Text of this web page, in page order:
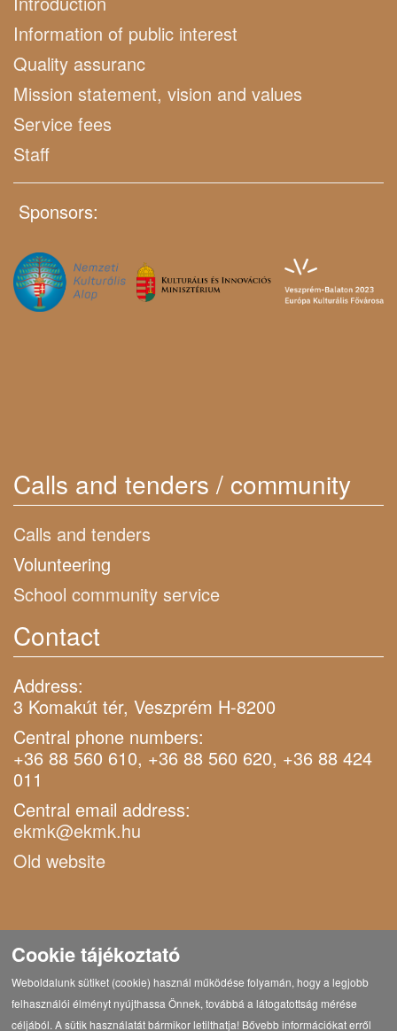
Information of public interest
Quality assuranc
Mission statement, vision and values
Service fees
Staff
Sponsors:
Calls and tenders / community
Calls and tenders
Volunteering
School community service
Contact
Address:
3 Komakút tér, Veszprém H-8200
Central phone numbers:
+36 88 560 610, +36 88 560 620, +36 88 424
011
Central email address:
ekmk@ekmk.hu
Old website
Cookie tájékoztató
Weboldalunk sütiket (cookie) használ működése folyamán, hogy a legjobb
felhasználói élményt nyújthassa Önnek, továbbá a látogatottság mérése
céljából. A sütik használatát bármikor letilthatja! Bővebb információkat erről